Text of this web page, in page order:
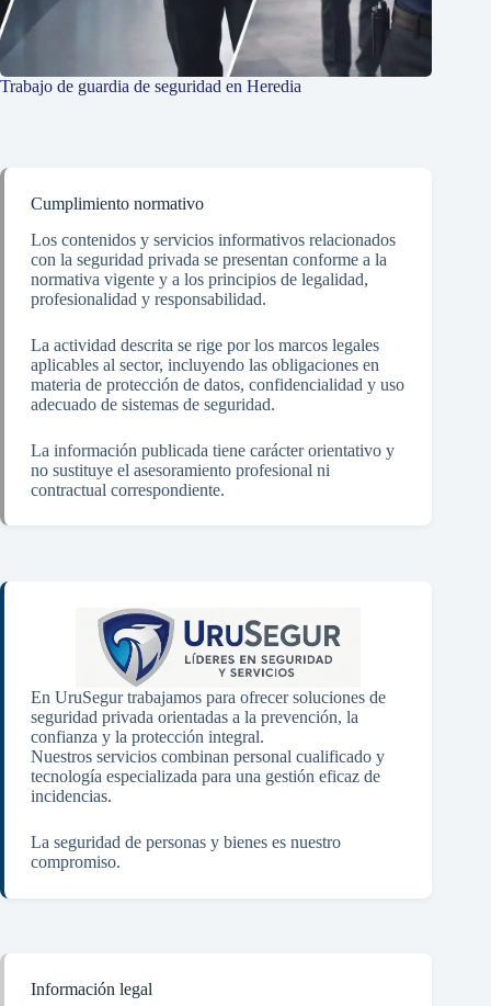
Trabajo de guardia de seguridad en Heredia
Cumplimiento normativo
Los contenidos y servicios informativos relacionados
con la seguridad privada se presentan conforme a la
normativa vigente y a los principios de legalidad,
profesionalidad y responsabilidad.
La actividad descrita se rige por los marcos legales
aplicables al sector, incluyendo las obligaciones en
materia de protección de datos, confidencialidad y uso
adecuado de sistemas de seguridad.
La información publicada tiene carácter orientativo y
no sustituye el asesoramiento profesional ni
contractual correspondiente.
En UruSegur trabajamos para ofrecer soluciones de
seguridad privada orientadas a la prevención, la
confianza y la protección integral.
Nuestros servicios combinan personal cualificado y
tecnología especializada para una gestión eficaz de
incidencias.
La seguridad de personas y bienes es nuestro
compromiso.
Información legal